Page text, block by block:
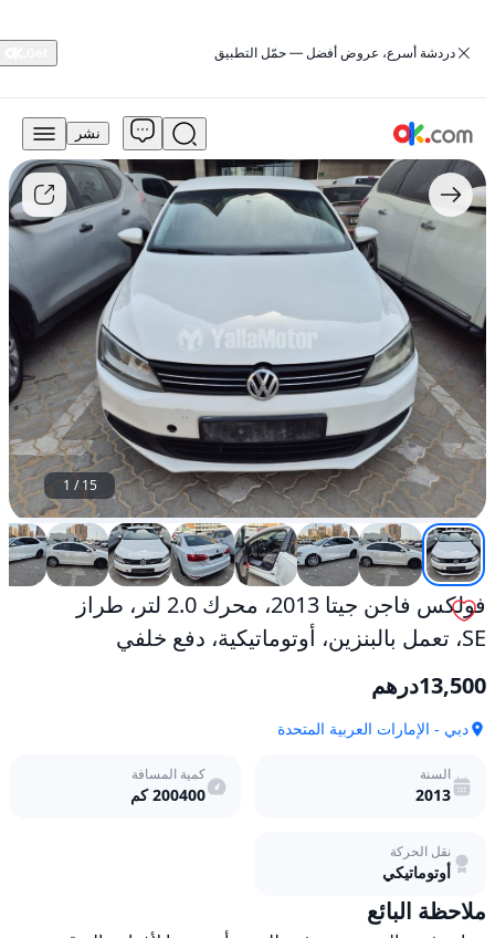
‏دردشة أسرع، عروض أفضل — حمّل التطبيق
13,500
درهم
للبيع
فولكس
فاجن
محرك
2.0
لتر،
طراز
SE،
تعمل
بالبنزين،
أوتوماتيكية،
دفع
خلفي
مستعمل
نشر
1 /15
فولكس فاجن جيتا 2013، محرك 2.0 لتر، طراز
SE، تعمل بالبنزين، أوتوماتيكية، دفع خلفي
13,500درهم
دبي - الإمارات العربية المتحدة
السنة
2013
كمية المسافة
200400كم
نقل الحركة
أوتوماتيكي
ملاحظة البائع